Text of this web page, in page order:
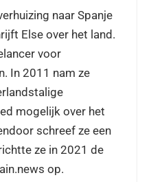
naar Spanje
Else over het land.
voor
In 2011 nam ze
mogelijk over het
schreef ze een
ze in 2021 de
op.